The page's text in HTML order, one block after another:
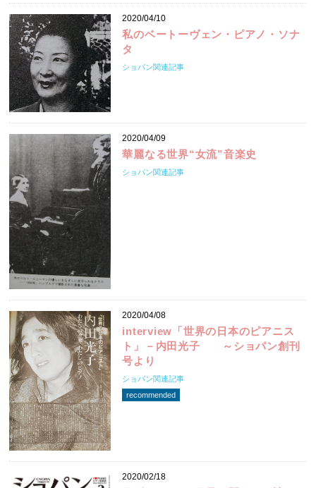
2020/04/10
私のベートーヴェン・ピアノ・ソナ
タ
ショパン関連記事
2020/04/09
華麗なる世界“女流”音楽史
ショパン関連記事
2020/04/08
interview「世界の日本のピアニス
ト」－内田光子 ～ショパン創刊
号より
ショパン関連記事
recommended
2020/02/18